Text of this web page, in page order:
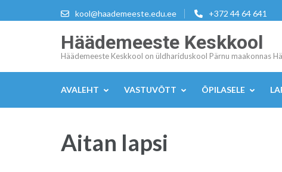
to
Enter)
kool@haademeeste.edu.ee +372 44 64 641
Häädemeeste Keskkool
Häädemeeste Keskkool on üldhariduskool Pärnu maakonnas
AVALEHT VASTUVÕTT ÕPILASELE
Aitan lapsi